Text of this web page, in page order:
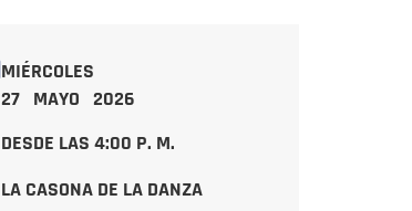
MIÉRCOLES
27 MAYO 2026
DESDE LAS 4:00 P. M.
LA CASONA DE LA DANZA